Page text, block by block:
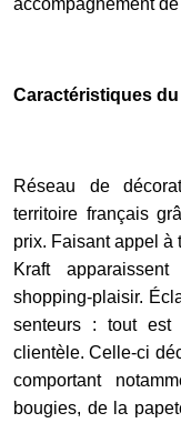
Caractéristiques
Réseau de
territoire français
prix. Faisant appel à
Kraft
shopping-plaisir.
senteurs : tout
clientèle. Celle-ci
comportant
bougies, de la